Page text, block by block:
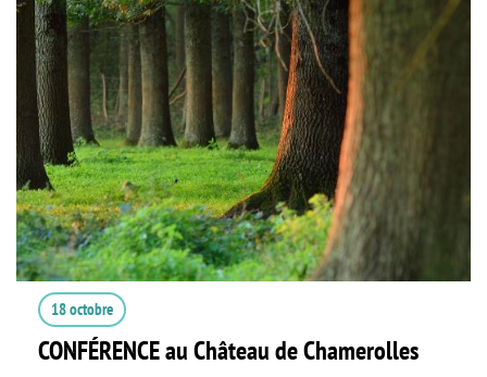
18 octobre
CONFÉRENCE au Château de Chamerolles